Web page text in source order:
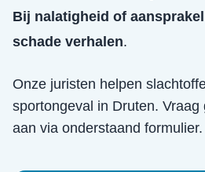
Bij nalatigheid of
schade verhalen.
Onze juristen helpen
sportongeval in Druten. Vraag
aan via onderstaand formulier.